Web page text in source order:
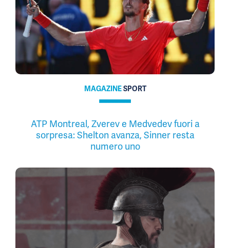
MAGAZINESPORT
ATP Montreal, Zverev e Medvedev fuori a
sorpresa: Shelton avanza, Sinner resta
numero uno